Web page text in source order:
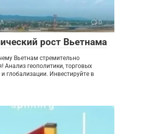
0
рост Вьетнама
Вьетнам стремительно
Анализ геополитики, торговых
глобализации. Инвестируйте в